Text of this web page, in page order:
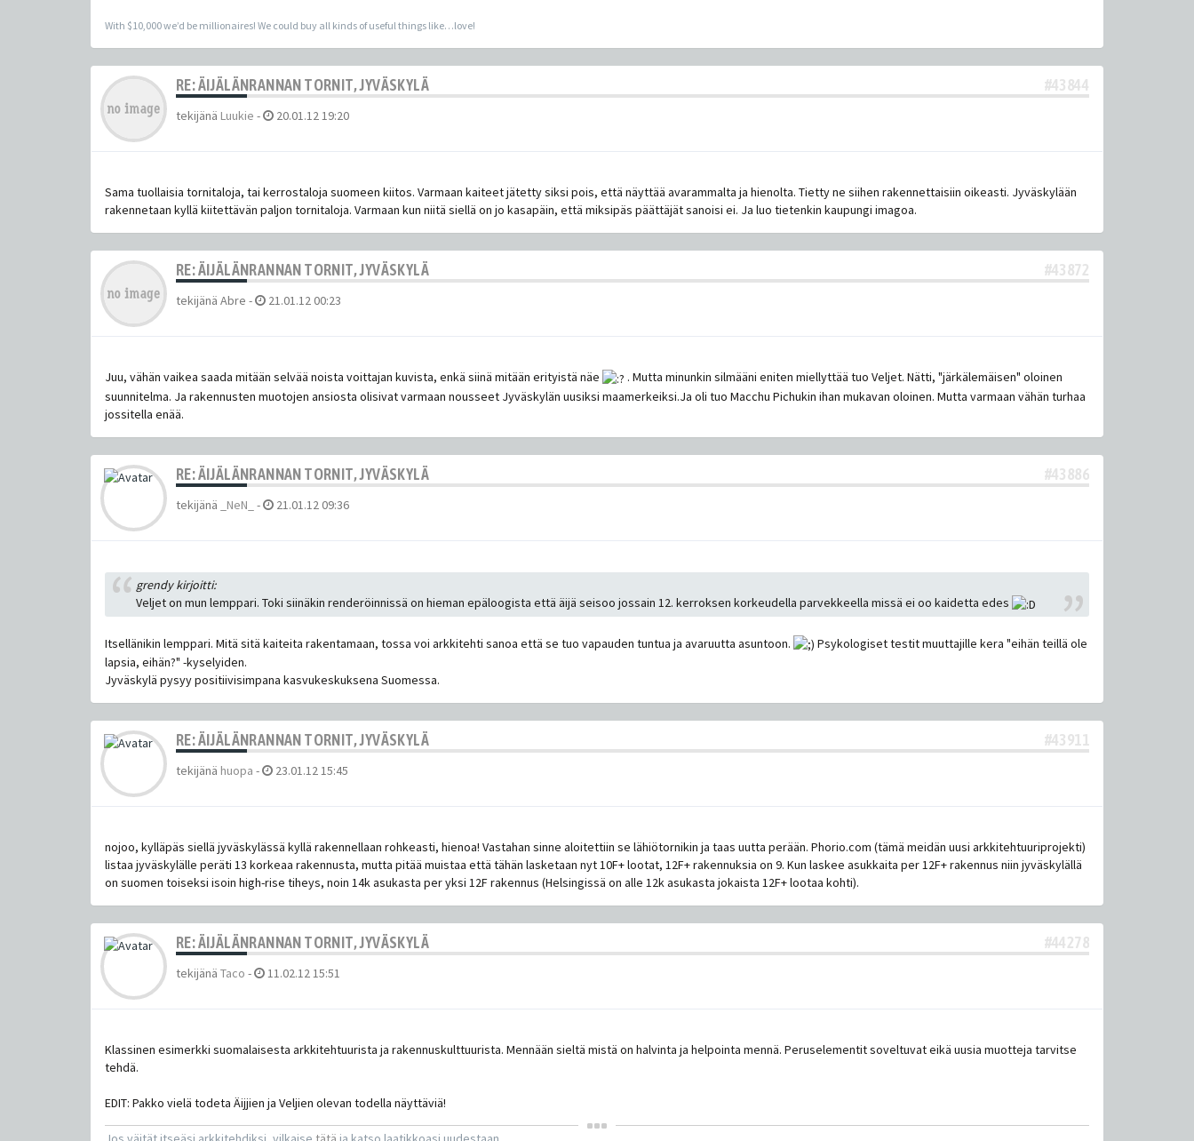
With $10,000 we’d be millionaires! We could buy all kinds of useful things like…love!
RE: ÄIJÄLÄNRANNAN TORNIT, JYVÄSKYLÄ #43844
tekijänä Luukie - 20.01.12 19:20
Sama tuollaisia tornitaloja, tai kerrostaloja suomeen kiitos. Varmaan kaiteet jätetty siksi pois, että näyttää avarammalta ja hienolta. Tietty ne siihen rakennettaisiin oikeasti. Jyväskylään
rakennetaan kyllä kiitettävän paljon tornitaloja. Varmaan kun niitä siellä on jo kasapäin, että miksipäs päättäjät sanoisi ei. Ja luo tietenkin kaupungi imagoa.
RE: ÄIJÄLÄNRANNAN TORNIT, JYVÄSKYLÄ #43872
tekijänä Abre - 21.01.12 00:23
Juu, vähän vaikea saada mitään selvää noista voittajan kuvista, enkä siinä mitään erityistä näe
. Mutta minunkin silmääni eniten miellyttää tuo Veljet. Nätti, "järkälemäisen" oloinen
suunnitelma. Ja rakennusten muotojen ansiosta olisivat varmaan nousseet Jyväskylän uusiksi maamerkeiksi.Ja oli tuo Macchu Pichukin ihan mukavan oloinen. Mutta varmaan vähän turhaa
jossitella enää.
RE: ÄIJÄLÄNRANNAN TORNIT, JYVÄSKYLÄ #43886
tekijänä _NeN_ - 21.01.12 09:36
grendy kirjoitti:
Veljet on mun lemppari. Toki siinäkin renderöinnissä on hieman epäloogista että äijä seisoo jossain 12. kerroksen korkeudella parvekkeella missä ei oo kaidetta edes
Itsellänikin lemppari. Mitä sitä kaiteita rakentamaan, tossa voi arkkitehti sanoa että se tuo vapauden tuntua ja avaruutta asuntoon.
Psykologiset testit muuttajille kera "eihän teillä ole
lapsia, eihän?" -kyselyiden.
Jyväskylä pysyy positiivisimpana kasvukeskuksena Suomessa.
RE: ÄIJÄLÄNRANNAN TORNIT, JYVÄSKYLÄ #43911
tekijänä huopa - 23.01.12 15:45
nojoo, kylläpäs siellä jyväskylässä kyllä rakennellaan rohkeasti, hienoa! Vastahan sinne aloitettiin se lähiötornikin ja taas uutta perään. Phorio.com (tämä meidän uusi arkkitehtuuriprojekti)
listaa jyväskylälle peräti 13 korkeaa rakennusta, mutta pitää muistaa että tähän lasketaan nyt 10F+ lootat, 12F+ rakennuksia on 9. Kun laskee asukkaita per 12F+ rakennus niin jyväskylällä
on suomen toiseksi isoin high-rise tiheys, noin 14k asukasta per yksi 12F rakennus (Helsingissä on alle 12k asukasta jokaista 12F+ lootaa kohti).
RE: ÄIJÄLÄNRANNAN TORNIT, JYVÄSKYLÄ #44278
tekijänä Taco - 11.02.12 15:51
Klassinen esimerkki suomalaisesta arkkitehtuurista ja rakennuskulttuurista. Mennään sieltä mistä on halvinta ja helpointa mennä. Peruselementit soveltuvat eikä uusia muotteja tarvitse
tehdä.
EDIT: Pakko vielä todeta Äijjien ja Veljien olevan todella näyttäviä!